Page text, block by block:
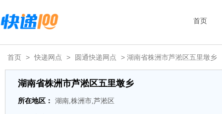
首页
首页 > 快递网点 > 圆通快递网点 > 湖南省株洲市芦淞区五里墩乡
湖南省株洲市芦淞区五里墩乡
所在地区： 湖南,株洲市,芦淞区